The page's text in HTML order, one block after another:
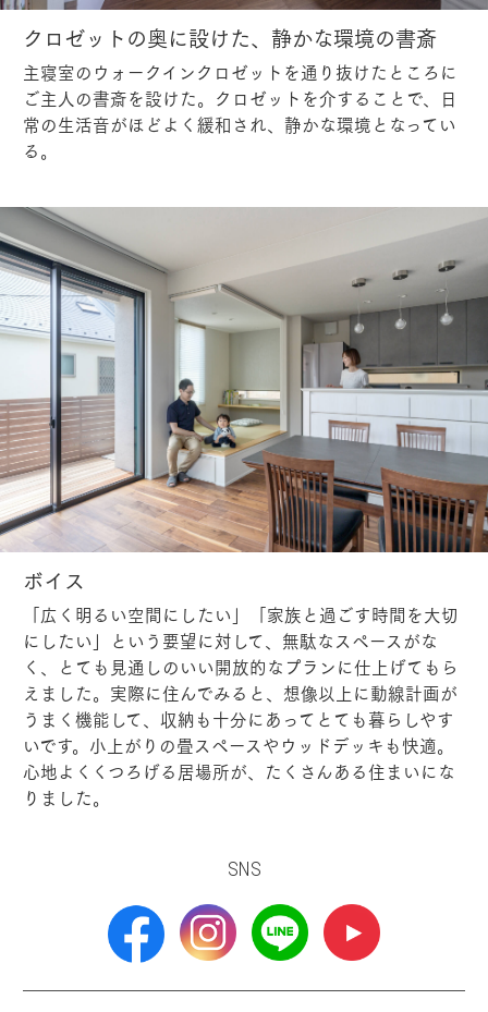
クロゼットの奥に設けた、静かな環境の書斎
主寝室のウォークインクロゼットを通り抜けたところに
ご主人の書斎を設けた。クロゼットを介することで、日
常の生活音がほどよく緩和され、静かな環境となってい
る。
ボイス
「広く明るい空間にしたい」「家族と過ごす時間を大切
にしたい」という要望に対して、無駄なスペースがな
く、とても見通しのいい開放的なプランに仕上げてもら
えました。実際に住んでみると、想像以上に動線計画が
うまく機能して、収納も十分にあってとても暮らしやす
いです。小上がりの畳スペースやウッドデッキも快適。
心地よくくつろげる居場所が、たくさんある住まいにな
りました。
SNS